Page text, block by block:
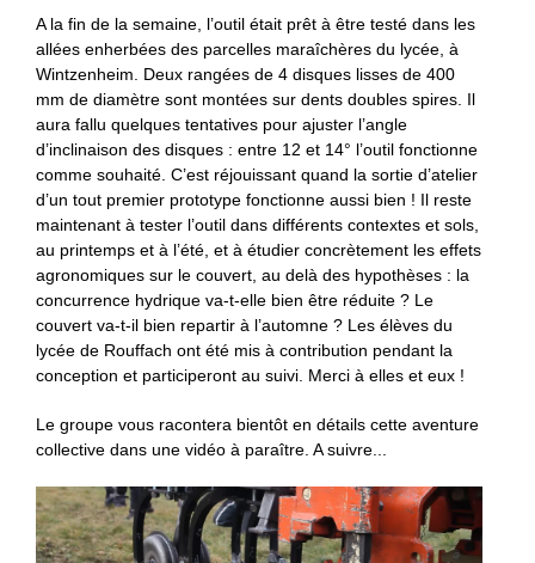
A la fin de la semaine, l’outil était prêt à être testé dans les
allées enherbées des parcelles maraîchères du lycée, à
Wintzenheim. Deux rangées de 4 disques lisses de 400
mm de diamètre sont montées sur dents doubles spires. Il
aura fallu quelques tentatives pour ajuster l’angle
d’inclinaison des disques : entre 12 et 14° l’outil fonctionne
comme souhaité. C’est réjouissant quand la sortie d’atelier
d’un tout premier prototype fonctionne aussi bien ! Il reste
maintenant à tester l’outil dans différents contextes et sols,
au printemps et à l’été, et à étudier concrètement les effets
agronomiques sur le couvert, au delà des hypothèses : la
concurrence hydrique va-t-elle bien être réduite ? Le
couvert va-t-il bien repartir à l’automne ? Les élèves du
lycée de Rouffach ont été mis à contribution pendant la
conception et participeront au suivi. Merci à elles et eux !
Le groupe vous racontera bientôt en détails cette aventure
collective dans une vidéo à paraître. A suivre...